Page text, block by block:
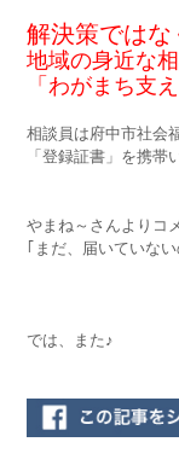
解決策ではな
地域の身近な
「わがまち支
相談員は府中市社会
「登録証書」を携帯
やまね～さんよりコ
｢まだ、届いていな
では、また♪